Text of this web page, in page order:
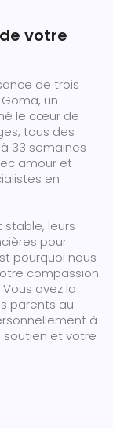
votre
de trois
un
le cœur de
tous des
33 semaines
amour et
en
stable, leurs
pour
pourquoi nous
compassion
avez la
parents au
à
soutien et votre